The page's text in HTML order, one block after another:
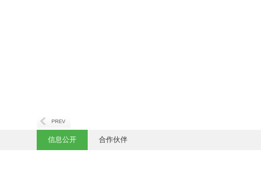
信息公开 合作伙伴